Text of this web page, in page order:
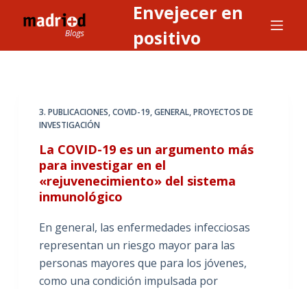
l
Envejecer en
positivo
3. PUBLICACIONES,COVID-19,GENERAL,PROYECTOS DE
INVESTIGACIÓN
La COVID-19 es un argumento más
para investigar en el
«rejuvenecimiento» del sistema
inmunológico
En general, las enfermedades infecciosas
representan un riesgo mayor para las
personas mayores que para los jóvenes,
como una condición impulsada por